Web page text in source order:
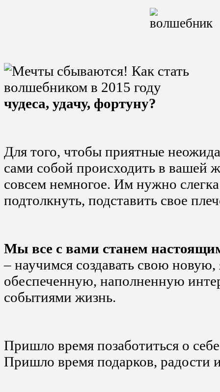
чудеса, удачу, фортуну?
Для того, чтобы приятные
сами собой происходить в вашей
совсем немногое. Им нужно
подтолкнуть, подставить свое
Мы все с вами станем
– научимся создавать свою
обеспеченную, наполненную
событиями жизнь.
Пришло время позаботиться о
Пришло время подарков, радости